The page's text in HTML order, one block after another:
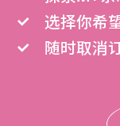
选择你希
随时取消